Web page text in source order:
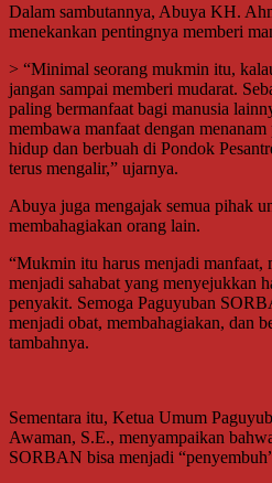
Dalam sambutannya, Abuya KH.
menekankan pentingnya memberi
> “Minimal seorang mukmin itu,
jangan sampai memberi mudarat.
paling bermanfaat bagi manusia
membawa manfaat dengan
hidup dan berbuah di Pondok
terus mengalir,” ujarnya.
Abuya juga mengajak semua pihak
membahagiakan orang lain.
“Mukmin itu harus menjadi manfaat,
menjadi sahabat yang menyejukkan
penyakit. Semoga Paguyuban
menjadi obat, membahagiakan, dan
tambahnya.
Sementara itu, Ketua Umum
Awaman, S.E., menyampaikan
SORBAN bisa menjadi